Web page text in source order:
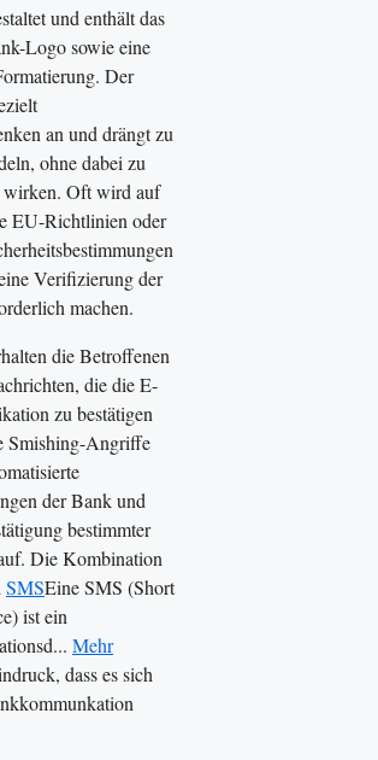
und enthält das
Logo sowie eine
Der
an und drängt zu
ohne dabei zu
Oft wird auf
EU-Richtlinien oder
Verifizierung der
machen.
die Betroffenen
die die E-
zu bestätigen
Smishing-Angriffe
der Bank und
bestimmter
Die Kombination
SMSEine SMS (Short
ist ein
Mehr
dass es sich